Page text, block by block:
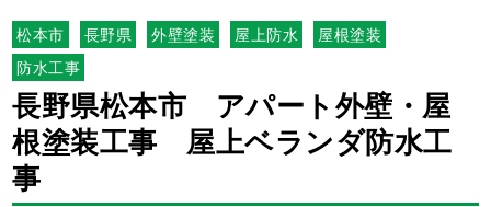
松本市 長野県 外壁塗装 屋上防水
屋根塗装
防水工事
長野県松本市 アパート外壁・屋
根塗装工事 屋上ベランダ防水工
事Before